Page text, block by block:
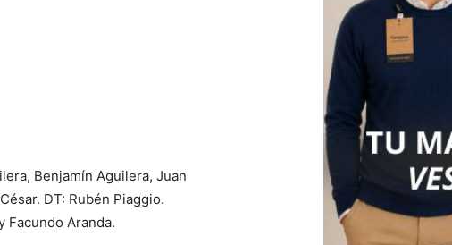
Benjamín Aguilera, Juan
DT: Rubén Piaggio.
Facundo Aranda.